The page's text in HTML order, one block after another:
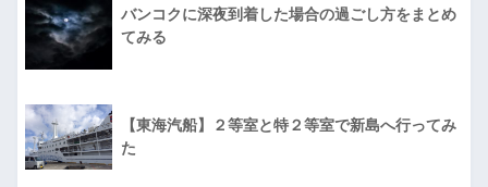
バンコクに深夜到着した場合の過ごし方をまとめ
てみる
【東海汽船】２等室と特２等室で新島へ行ってみ
た